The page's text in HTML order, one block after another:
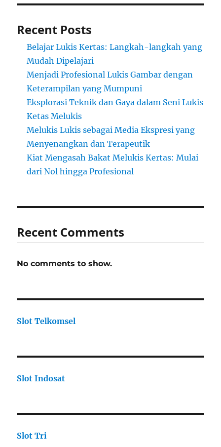
Recent Posts
Belajar Lukis Kertas: Langkah-langkah yang
Mudah Dipelajari
Menjadi Profesional Lukis Gambar dengan
Keterampilan yang Mumpuni
Eksplorasi Teknik dan Gaya dalam Seni Lukis
Ketas Melukis
Melukis Lukis sebagai Media Ekspresi yang
Menyenangkan dan Terapeutik
Kiat Mengasah Bakat Melukis Kertas: Mulai
dari Nol hingga Profesional
Recent Comments
No comments to show.
Slot Telkomsel
Slot Indosat
Slot Tri